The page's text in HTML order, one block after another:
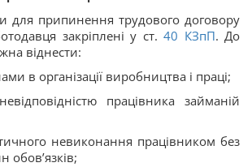
для припинення трудового договору
закріплені у ст. 40 КЗпП. До
віднести:
в організації виробництва і праці;
працівника займаній
невиконання працівником без